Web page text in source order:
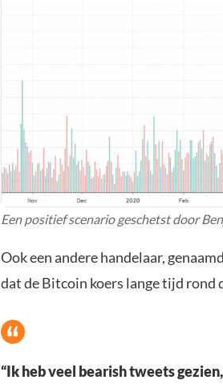
Een positief scenario geschetst door
Ook een andere handelaar, genaamd
dat de Bitcoin koers lange tijd rond
“Ik heb veel bearish tweets